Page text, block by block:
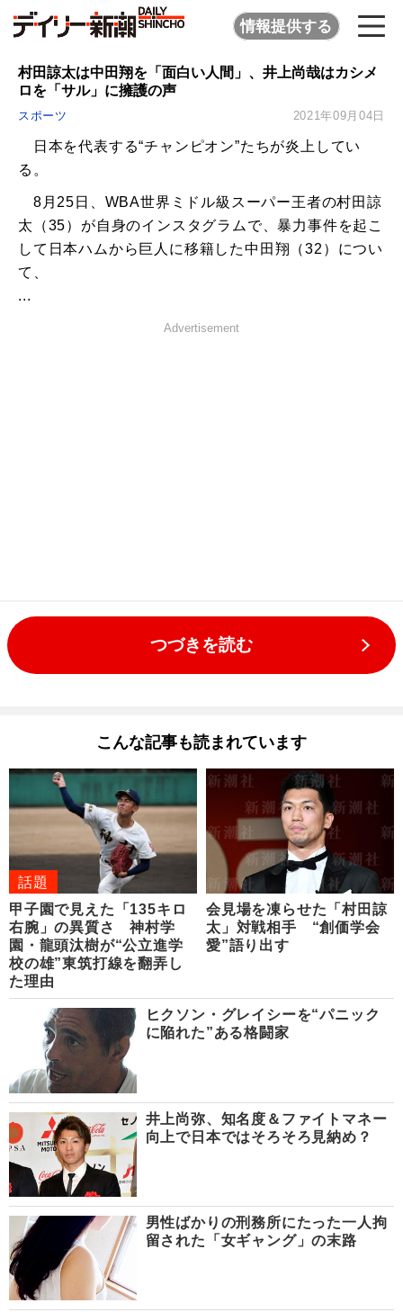
情報提供する
村田諒太は中田翔を「面白い人間」、井上尚哉はカシメ
ロを「サル」に擁護の声
スポーツ 2021年09月04日
日本を代表する“チャンピオン”たちが炎上してい
る。
8月25日、WBA世界ミドル級スーパー王者の村田諒
太（35）が自身のインスタグラムで、暴力事件を起こ
して日本ハムから巨人に移籍した中田翔（32）につい
て、
...
Advertisement
つづきを読む
こんな記事も読まれています
話題
甲子園で見えた「135キロ
右腕」の異質さ 神村学
園・龍頭汰樹が“公立進学
校の雄”東筑打線を翻弄し
た理由
会見場を凍らせた「村田諒
太」対戦相手 “創価学会
愛”語り出す
ヒクソン・グレイシーを“パニック
に陥れた”ある格闘家
井上尚弥、知名度＆ファイトマネー
向上で日本ではそろそろ見納め？
男性ばかりの刑務所にたった一人拘
留された「女ギャング」の末路